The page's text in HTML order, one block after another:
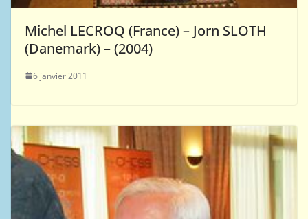
Michel LECROQ (France) – Jorn SLOTH
(Danemark) – (2004)
6 janvier 2011